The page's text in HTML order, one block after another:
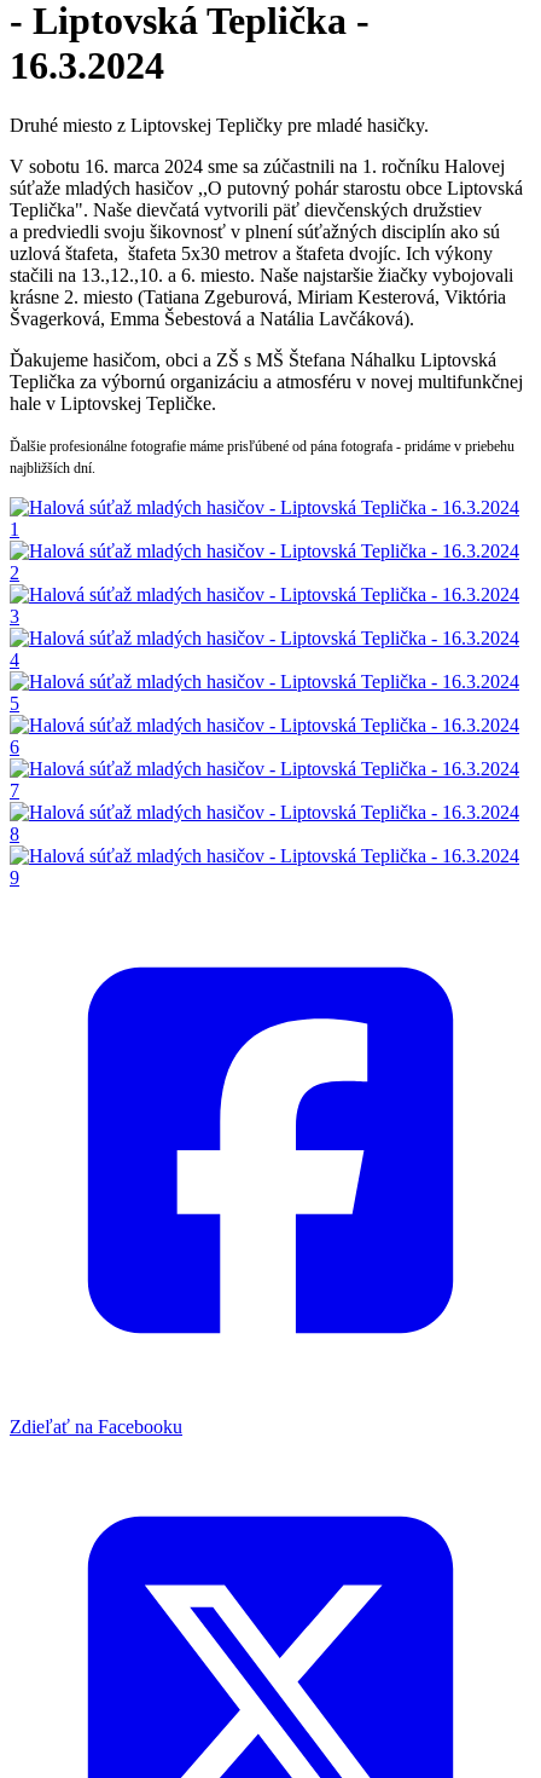
- Liptovská Teplička -
16.3.2024
Druhé miesto z Liptovskej Tepličky pre mladé hasičky.
V sobotu 16. marca 2024 sme sa zúčastnili na 1. ročníku Halovej
súťaže mladých hasičov ,,O putovný pohár starostu obce Liptovská
Teplička". Naše dievčatá vytvorili päť dievčenských družstiev
a predviedli svoju šikovnosť v plnení súťažných disciplín ako sú
uzlová štafeta, štafeta 5x30 metrov a štafeta dvojíc. Ich výkony
stačili na 13.,12.,10. a 6. miesto. Naše najstaršie žiačky vybojovali
krásne 2. miesto (Tatiana Zgeburová, Miriam Kesterová, Viktória
Švagerková, Emma Šebestová a Natália Lavčáková).
Ďakujeme hasičom, obci a ZŠ s MŠ Štefana Náhalku Liptovská
Teplička za výbornú organizáciu a atmosféru v novej multifunkčnej
hale v Liptovskej Tepličke.
Ďalšie profesionálne fotografie máme prisľúbené od pána fotografa - pridáme v priebehu
najbližších dní.
Zdieľať na Facebooku